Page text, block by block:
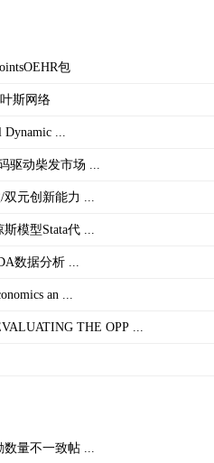
包
斯网络
...
驱动柴发市场 ...
元创新能力 ...
模型Stata代 ...
数据分析 ...
an ...
THE OPP ...
量不一致帖 ...